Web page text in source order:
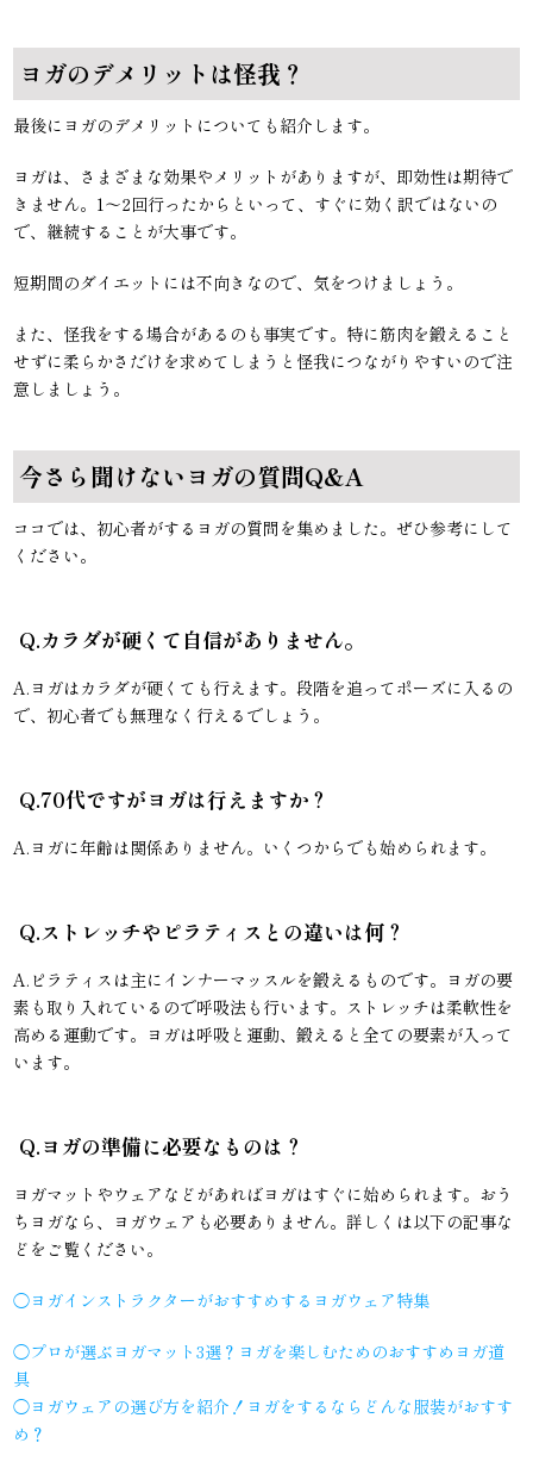
ヨガのデメリットは怪我？
最後にヨガのデメリットについても紹介します。
ヨガは、さまざまな効果やメリットがありますが、即効性は期待で
きません。1〜2回行ったからといって、すぐに効く訳ではないの
で、継続することが大事です。
短期間のダイエットには不向きなので、気をつけましょう。
また、怪我をする場合があるのも事実です。特に筋肉を鍛えること
せずに柔らかさだけを求めてしまうと怪我につながりやすいので注
意しましょう。
今さら聞けないヨガの質問Q&A
ココでは、初心者がするヨガの質問を集めました。ぜひ参考にして
ください。
Q.カラダが硬くて自信がありません。
A.ヨガはカラダが硬くても行えます。段階を追ってポーズに入るの
で、初心者でも無理なく行えるでしょう。
Q.70代ですがヨガは行えますか？
A.ヨガに年齢は関係ありません。いくつからでも始められます。
Q.ストレッチやピラティスとの違いは何？
A.ピラティスは主にインナーマッスルを鍛えるものです。ヨガの要
素も取り入れているので呼吸法も行います。ストレッチは柔軟性を
高める運動です。ヨガは呼吸と運動、鍛えると全ての要素が入って
います。
Q.ヨガの準備に必要なものは？
ヨガマットやウェアなどがあればヨガはすぐに始められます。おう
ちヨガなら、ヨガウェアも必要ありません。詳しくは以下の記事な
どをご覧ください。
◯ヨガインストラクターがおすすめするヨガウェア特集
◯プロが選ぶヨガマット3選？ヨガを楽しむためのおすすめヨガ道
具
◯ヨガウェアの選び方を紹介！ヨガをするならどんな服装がおすす
め？